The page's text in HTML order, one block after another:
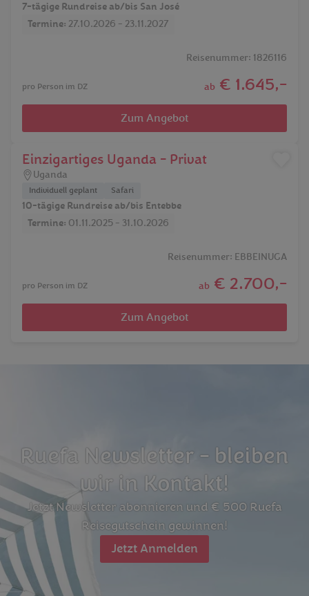
7-tägige Rundreise ab/bis San José
Termine: 27.10.2026 - 23.11.2027
Reisenummer: 1826116
pro Person im DZ ab € 1.645,-
Zum Angebot
Einzigartiges Uganda - Privat
Uganda
Individuell geplant Safari
10-tägige Rundreise ab/bis Entebbe
Termine: 01.11.2025 - 31.10.2026
Reisenummer: EBBEINUGA
pro Person im DZ ab € 2.700,-
Zum Angebot
Ruefa Newsletter - bleiben
wir in Kontakt!
Jetzt Newsletter abonnieren und € 500 Ruefa
Reisegutschein gewinnen!
Jetzt Anmelden